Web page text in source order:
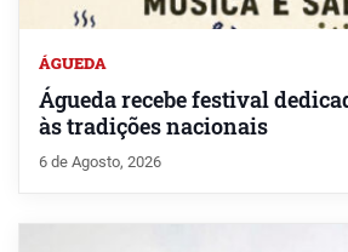
ÁGUEDA
Águeda recebe festival
às tradições nacionais
6 de Agosto, 2026